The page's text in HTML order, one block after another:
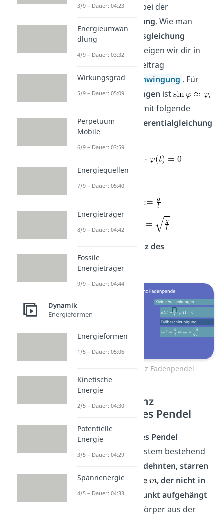
entspricht hierbei der
Fallbeschleunigung. Wie man
diese
Bewegungsgleichung
herleiten kann, zeigen wir dir in
unserem extra Beitrag
Harmonische Schwingung . Für
kleine Auslenkungen ist
,
sodass man hiermit folgende
vereinfachte
Differentialgleichung
erhält
Eigenfrequenz des
Fadenpendels
Eigenfrequenz Fadenpendel
Eigenfrequenz
physikalisches Pendel
Einphysikalisches Pendel
beschreibt ein System bestehend
ausgedehnten, starren
Körper der Masse
, der nicht in
seinem Schwerpunkt aufgehängt
. Wird dieser Körper aus der
3/9 – Dauer: 04:23
Energieumwan
dlung
4/9 – Dauer: 03:32
Wirkungsgrad
5/9 – Dauer: 05:09
Perpetuum
Mobile
6/9 – Dauer: 03:59
Energiequellen
7/9 – Dauer: 05:40
Energieträger
8/9 – Dauer: 04:42
Fossile
Energieträger
9/9 – Dauer: 04:44
Dynamik
Energieformen
Energieformen
1/5 – Dauer: 05:06
Kinetische
Energie
2/5 – Dauer: 04:30
Potentielle
Energie
3/5 – Dauer: 04:29
Spannenergie
4/5 – Dauer: 04:33